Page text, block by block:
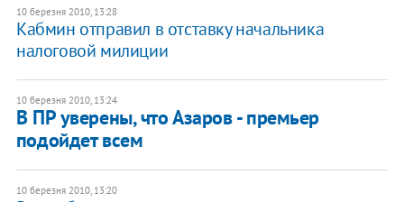
10 березня 2010, 13:28
Кабмин отправил в отставку начальника
налоговой милиции
10 березня 2010, 13:24
В ПР уверены, что Азаров - премьер
подойдет всем
10 березня 2010, 13:20